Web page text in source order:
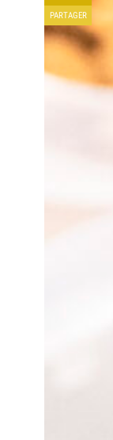
PARTAGER